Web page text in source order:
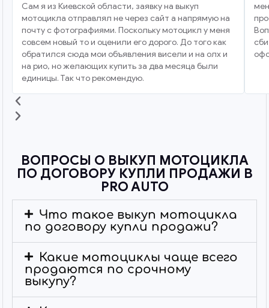
Сам я из Киевской области, заявку на выкуп
мотоцикла отправлял не через сайт а напрямую на
почту с фотографиями. Поскольку мотоцикл у меня
совсем новый то и оценили его дорого. До того как
обратился сюда мои объявления висели и на олх и
на рио, но желающих купить за два месяца были
единицы. Так что рекомендую.
ВОПРОСЫ О ВЫКУП МОТОЦИКЛА
ПО ДОГОВОРУ КУПЛИ ПРОДАЖИ В
PRO AUTO
Что такое выкуп мотоцикла
по договору купли продажи?
Какие мотоциклы чаще всего
продаются по срочному
выкупу?